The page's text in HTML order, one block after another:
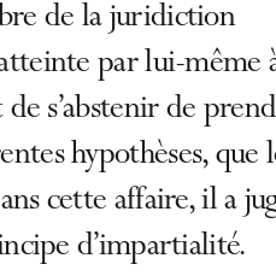
de la juridiction
par lui-même
s’abstenir de
hypothèses, que
cette affaire, il a
d’impartialité.